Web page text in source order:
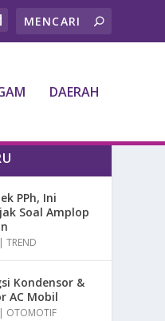
DAERAH
PPh, Ini
Soal Amplop
|TREND
Kondensor &
AC Mobil
| OTOMOTIF